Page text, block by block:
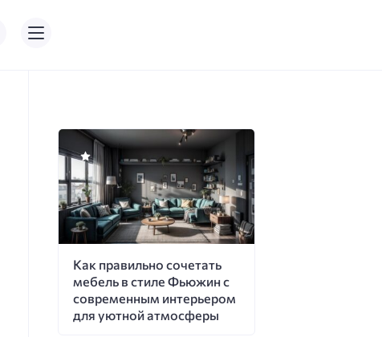
Как правильно сочетать
мебель в стиле Фьюжин с
современным интерьером
для уютной атмосферы